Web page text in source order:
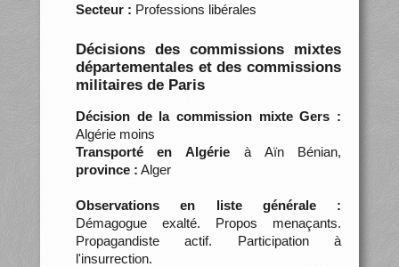
Secteur : Professions libérales
Décisions des commissions mixtes
départementales et des commissions
militaires de Paris
Décision de la commission mixte Gers :
Algérie moins
Transporté en Algérie à Aïn Bénian,
province : Alger
Observations en liste générale :
Démagogue exalté. Propos menaçants.
Propagandiste actif. Participation à
l'insurrection.